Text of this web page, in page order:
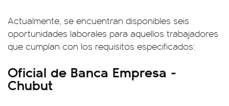
Actualmente, se encuentran disponibles seis
oportunidades laborales para aquellos trabajadores
que cumplan con los requisitos especificados:
Oficial de Banca Empresa -
Chubut